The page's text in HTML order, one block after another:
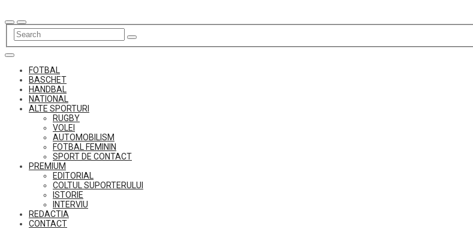
to
content
FOTBAL
BASCHET
HANDBAL
NATIONAL
ALTE SPORTURI
RUGBY
VOLEI
AUTOMOBILISM
FOTBAL FEMININ
SPORT DE CONTACT
PREMIUM
EDITORIAL
COLTUL SUPORTERULUI
ISTORIE
INTERVIU
REDACTIA
CONTACT